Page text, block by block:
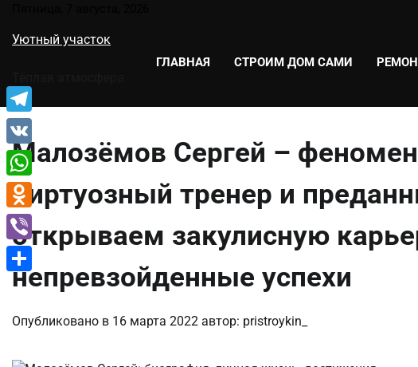
содержимому
Уютный участок
ГЛАВНАЯ СТРОИМ ДОМ САМИ
Малозёмов Сергей –
виртуозный тренер и
открываем закулисную
непревзойденные успехи
Опубликовано в 16 марта 2022 автор: pristroykin_
Telegram
VK
WhatsApp
Odnoklassniki
Viber
Отправить